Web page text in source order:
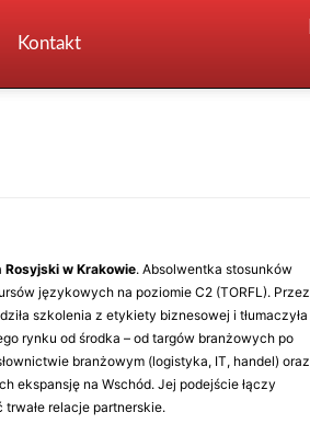
Kontakt
Rosyjski w Krakowie. Absolwentka stosunków
językowych na poziomie C2 (TORFL). Przez
szkolenia z etykiety biznesowej i tłumaczyła
rynku od środka – od targów branżowych po
branżowym (logistyka, IT, handel) oraz
ekspansję na Wschód. Jej podejście łączy
relacje partnerskie.